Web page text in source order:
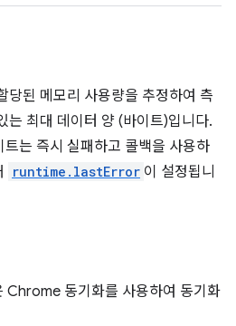
당된 메모리 사용량을 추정하여 측
는 최대 데이터 양 (바이트)입니다.
는 즉시 실패하고 콜백을 사용하
runtime.lastError 이 설정됩니
Chrome 동기화를 사용하여 동기화